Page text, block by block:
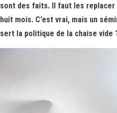
sont des faits. Il faut les replacer
huit mois. C’est vrai, mais un
sert la politique de la chaise vide